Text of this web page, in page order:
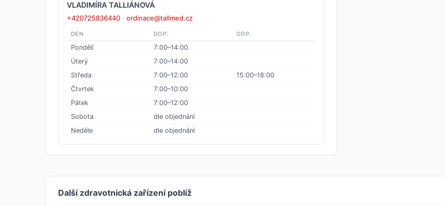
VLADIMÍRA TALLIÁNOVÁ
+420725836440 · ordinace@tallmed.cz
DEN DOP. ODP.
Pondělí
7:00–14:00
Úterý
7:00–14:00
Středa
7:00–12:00
15:00–18:00
Čtvrtek
7:00–10:00
Pátek
7:00–12:00
Sobota
dle objednání
Neděle
dle objednání
Další zdravotnická zařízení poblíž